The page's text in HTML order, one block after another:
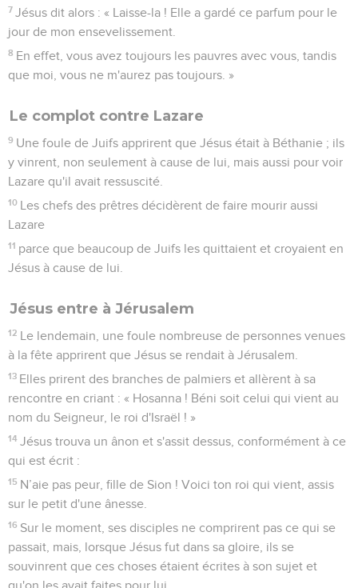
7 Jésus dit alors : « Laisse-la ! Elle a gardé ce parfum pour le
jour de mon ensevelissement.
8 En effet, vous avez toujours les pauvres avec vous, tandis
que moi, vous ne m'aurez pas toujours. »
Le complot contre Lazare
9 Une foule de Juifs apprirent que Jésus était à Béthanie ; ils
y vinrent, non seulement à cause de lui, mais aussi pour voir
Lazare qu'il avait ressuscité.
10 Les chefs des prêtres décidèrent de faire mourir aussi
Lazare
11 parce que beaucoup de Juifs les quittaient et croyaient en
Jésus à cause de lui.
Jésus entre à Jérusalem
12 Le lendemain, une foule nombreuse de personnes venues
à la fête apprirent que Jésus se rendait à Jérusalem.
13 Elles prirent des branches de palmiers et allèrent à sa
rencontre en criant : « Hosanna ! Béni soit celui qui vient au
nom du Seigneur, le roi d'Israël ! »
14 Jésus trouva un ânon et s'assit dessus, conformément à ce
qui est écrit :
15 N’aie pas peur, fille de Sion ! Voici ton roi qui vient, assis
sur le petit d'une ânesse.
16 Sur le moment, ses disciples ne comprirent pas ce qui se
passait, mais, lorsque Jésus fut dans sa gloire, ils se
souvinrent que ces choses étaient écrites à son sujet et
qu'on les avait faites pour lui.